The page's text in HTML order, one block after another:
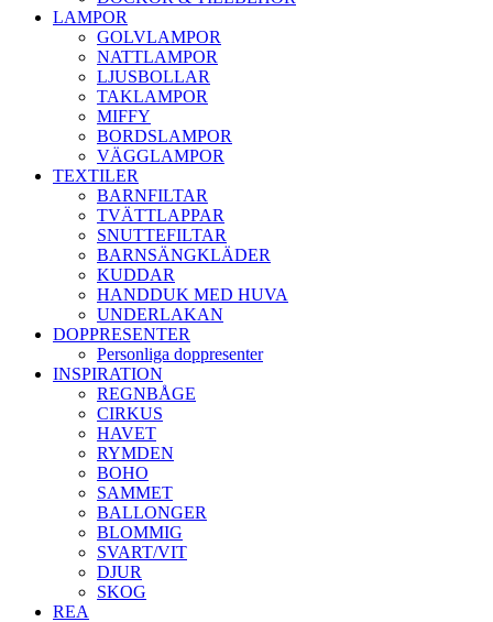
LAMPOR
GOLVLAMPOR
NATTLAMPOR
LJUSBOLLAR
TAKLAMPOR
MIFFY
BORDSLAMPOR
VÄGGLAMPOR
TEXTILER
BARNFILTAR
TVÄTTLAPPAR
SNUTTEFILTAR
BARNSÄNGKLÄDER
KUDDAR
HANDDUK MED HUVA
UNDERLAKAN
DOPPRESENTER
Personliga doppresenter
INSPIRATION
REGNBÅGE
CIRKUS
HAVET
RYMDEN
BOHO
SAMMET
BALLONGER
BLOMMIG
SVART/VIT
DJUR
SKOG
REA